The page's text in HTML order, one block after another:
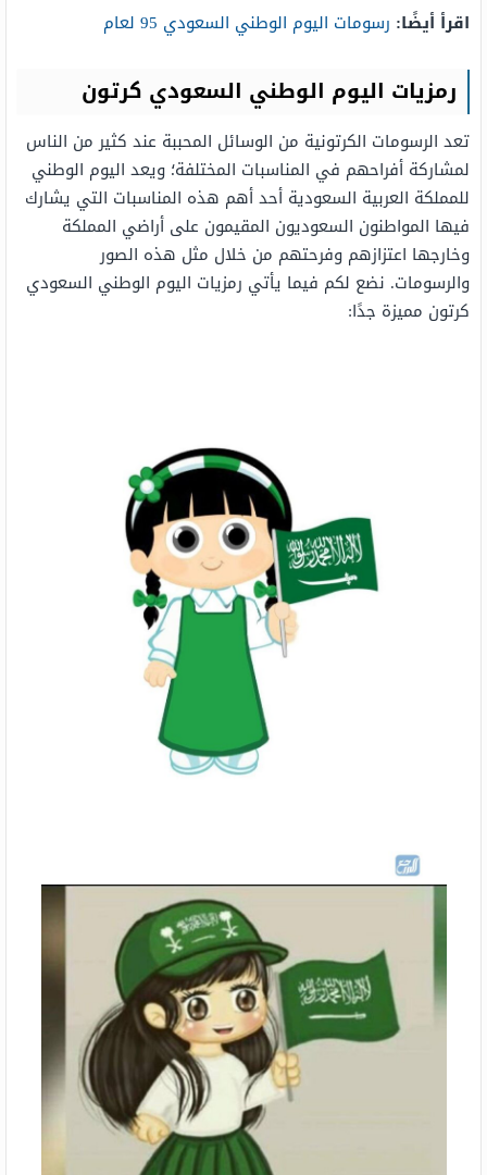
اقرأ أيضًا: رسومات اليوم الوطني السعودي 95 لعام
رمزيات اليوم الوطني السعودي كرتون
تعد الرسومات الكرتونية من الوسائل المحببة عند كثير من الناس
لمشاركة أفراحهم في المناسبات المختلفة؛ ويعد اليوم الوطني
للمملكة العربية السعودية أحد أهم هذه المناسبات التي يشارك
فيها المواطنون السعوديون المقيمون على أراضي المملكة
وخارجها اعتزازهم وفرحتهم من خلال مثل هذه الصور
والرسومات. نضع لكم فيما يأتي رمزيات اليوم الوطني السعودي
كرتون مميزة جدًا: